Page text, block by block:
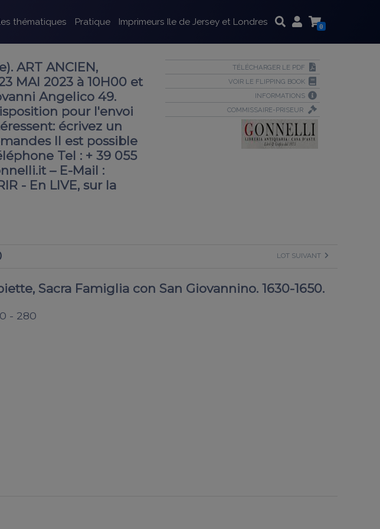
thématiques Pratique Imprimeurs Ile de Jersey et Londres 0
ART ANCIEN,
MAI 2023 à 10H00 et
Angelico 49.
pour l'envoi
écrivez un
Il est possible
Tel : + 39 055
– E-Mail :
- En LIVE, sur la
TÉLÉCHARGER LE PDF
VOIR LE FLIPPING BOOK
INFORMATIONS
COMMISSAIRE-PRISEUR
LOT SUIVANT
Sacra Famiglia con San Giovannino. 1630-1650.
- 280